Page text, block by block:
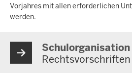
Vorjahres mit allen erforderlichen
werden.
Schulorganisation
Rechtsvorschriften